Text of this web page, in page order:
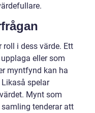
i dess värde. Ett
eller som
myntfynd kan ha
spelar
Mynt som
tenderar att